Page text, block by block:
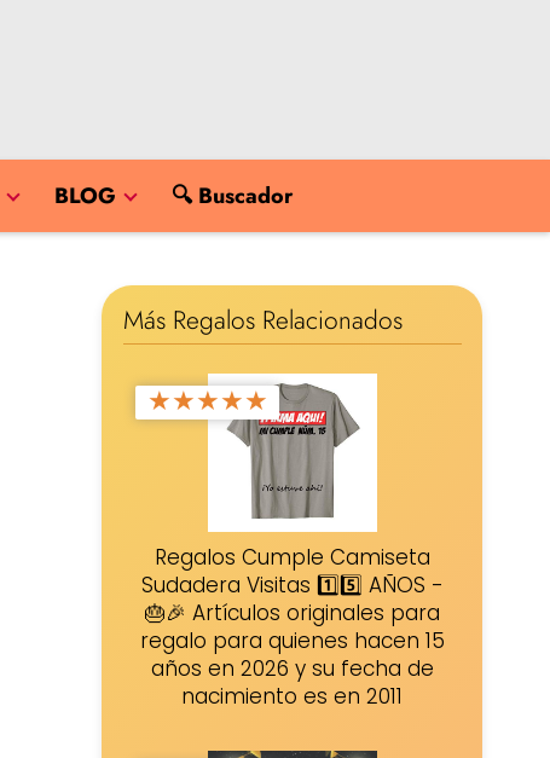
BLOG 🔍 Buscador
Más Regalos Relacionados
★★★★★
Regalos Cumple Camiseta
Sudadera Visitas 1️⃣5️⃣ AÑOS -
🎂🎉 Artículos originales para
regalo para quienes hacen 15
años en 2026 y su fecha de
nacimiento es en 2011